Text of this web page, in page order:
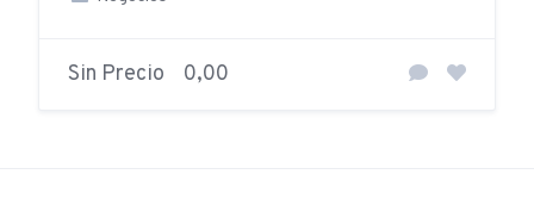
Sin Precio 0,00